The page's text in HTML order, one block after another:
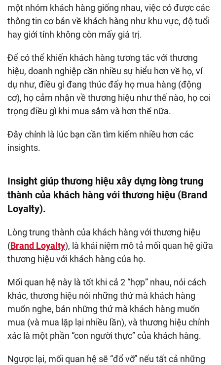
một nhóm khách hàng giống nhau, việc có được các
thông tin cơ bản về khách hàng như khu vực, độ tuổi
hay giới tính không còn mấy giá trị.
Để có thể khiến khách hàng tương tác với thương
hiệu, doanh nghiệp cần nhiều sự hiểu hơn về họ, ví
dụ như, điều gì đang thúc đẩy họ mua hàng (động
cơ), họ cảm nhận về thương hiệu như thế nào, họ coi
trọng điều gì khi mua sắm và hơn thế nữa.
Đây chính là lúc bạn cần tìm kiếm nhiều hơn các
insights.
Insight giúp thương hiệu xây dựng lòng trung
thành của khách hàng với thương hiệu (Brand
Loyalty).
Lòng trung thành của khách hàng với thương hiệu
(Brand Loyalty), là khái niệm mô tả mối quan hệ giữa
thương hiệu với khách hàng của họ.
Mối quan hệ này là tốt khi cả 2 “hợp” nhau, nói cách
khác, thương hiệu nói những thứ mà khách hàng
muốn nghe, bán những thứ mà khách hàng muốn
mua (và mua lặp lại nhiều lần), và thương hiệu chính
xác là một phần “con người thực” của khách hàng.
Ngược lại, mối quan hệ sẽ “đổ vỡ” nếu tất cả những